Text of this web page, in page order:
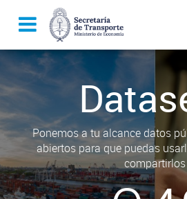
Ponemos a tu alcance datos
abiertos para que puedas
compartirlos